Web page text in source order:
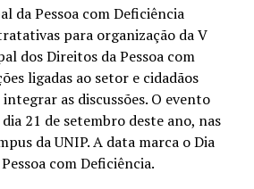
da Pessoa com Deficiência
para organização da V
dos Direitos da Pessoa com
ligadas ao setor e cidadãos
as discussões. O evento
21 de setembro deste ano, nas
da UNIP. A data marca o Dia
com Deficiência.